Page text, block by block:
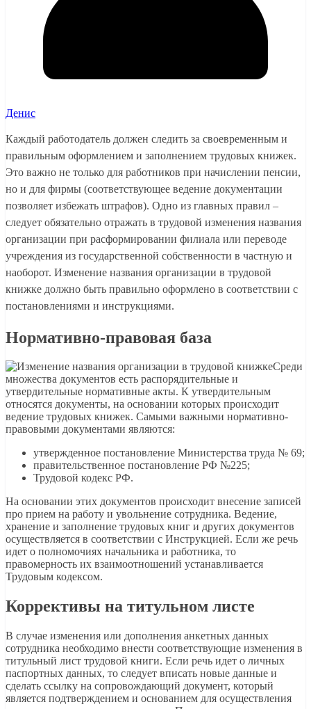
Денис
Каждый работодатель должен следить за своевременным и
правильным оформлением и заполнением трудовых книжек.
Это важно не только для работников при начислении пенсии,
но и для фирмы (соответствующее ведение документации
позволяет избежать штрафов). Одно из главных правил –
следует обязательно отражать в трудовой изменения названия
организации при расформировании филиала или переводе
учреждения из государственной собственности в частную и
наоборот. Изменение названия организации в трудовой
книжке должно быть правильно оформлено в соответствии с
постановлениями и инструкциями.
Нормативно-правовая база
Среди
множества документов есть распорядительные и
утвердительные нормативные акты. К утвердительным
относятся документы, на основании которых происходит
ведение трудовых книжек. Самыми важными нормативно-
правовыми документами являются:
утвержденное постановление Министерства труда № 69;
правительственное постановление РФ №225;
Трудовой кодекс РФ.
На основании этих документов происходит внесение записей
про прием на работу и увольнение сотрудника. Ведение,
хранение и заполнение трудовых книг и других документов
осуществляется в соответствии с Инструкцией. Если же речь
идет о полномочиях начальника и работника, то
правомерность их взаимоотношений устанавливается
Трудовым кодексом.
Коррективы на титульном листе
В случае изменения или дополнения анкетных данных
сотрудника необходимо внести соответствующие изменения в
титульный лист трудовой книги. Если речь идет о личных
паспортных данных, то следует вписать новые данные и
сделать ссылку на сопровождающий документ, который
является подтверждением и основанием для осуществления